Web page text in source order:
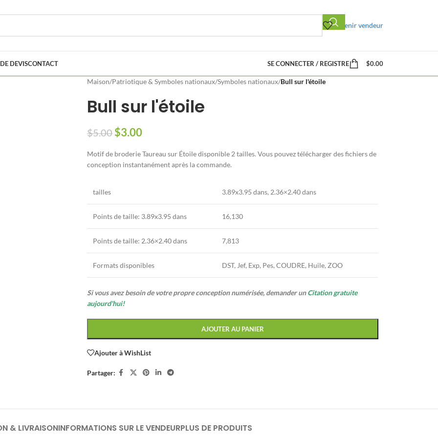
Devenir vendeur
DEVISCONTACT SE CONNECTER / REGISTRE $0.00
Maison/Patriotique & Symboles nationaux/Symboles nationaux/Bull sur l'étoile
Bull sur l'étoile
$5.00 $3.00
Motif de broderie Taureau sur Étoile disponible 2 tailles. Vous pouvez télécharger des fichiers de
conception instantanément après la commande.
tailles 3.89x3.95 dans, 2.36×2.40 dans
Points de taille: 3.89x3.95 dans 16,130
Points de taille: 2.36×2.40 dans 7,813
Formats disponibles DST, Jef, Exp, Pes, COUDRE, Huile, ZOO
Si vous avez besoin de votre propre conception numérisée, demander unCitation gratuite
aujourd'hui!
AJOUTER AU PANIER
Ajouter à WishList
Partager:
& LIVRAISONINFORMATIONS SUR LE VENDEURPLUS DE PRODUITS